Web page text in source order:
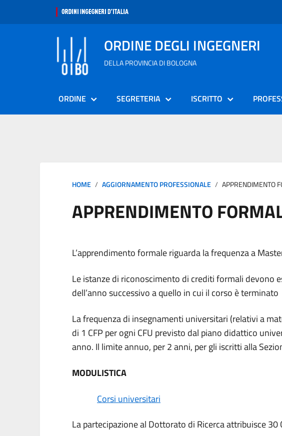
ORDINE DEGLI INGEGNERI
DELLA PROVINCIA DI BOLOGNA
ORDINE SEGRETERIA ISCRITTO
HOME AGGIORNAMENTO PROFESSIONALE APPRENDIMENTO
APPRENDIMENTO
L’apprendimento formale riguarda la frequenza a
Le istanze di riconoscimento di crediti formali devono
dell’anno successivo a quello in cui il corso è terminato
La frequenza di insegnamenti universitari (relativi a
di 1 CFP per ogni CFU previsto dal piano didattico
anno. Il limite annuo, per 2 anni, per gli iscritti alla
MODULISTICA
Corsi universitari
La partecipazione al Dottorato di Ricerca attribuisce 30